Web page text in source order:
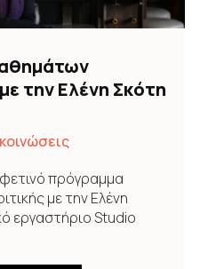
την Ελένη Σκότη
πρόγραμμα
με την Ελένη
εργαστήριο Studio